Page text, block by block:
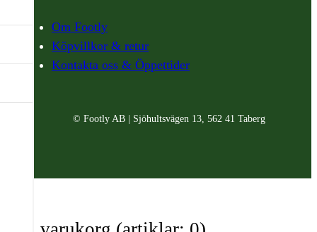
Om Footly
Köpvillkor & retur
Kontakta oss & Öppettider
© Footly AB | Sjöhultsvägen 13, 562 41 Taberg